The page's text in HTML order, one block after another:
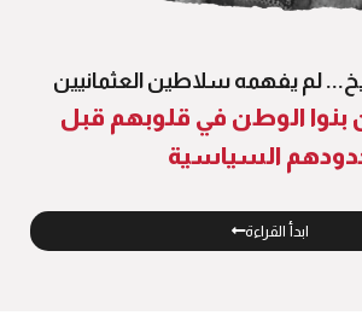
لم يفهمه سلاطين العثمانيين
بنوا الوطن في قلوبهم قبل
السياسية
ابدأ القراءة